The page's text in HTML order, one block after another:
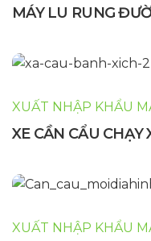
MÁY LU RUNG
XUẤT NHẬP KHẨU
XE CẦN CẨU CHẠY
XUẤT NHẬP KHẨU